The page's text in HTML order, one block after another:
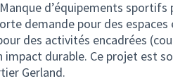
d’équipements sportifs
demande pour des
des activités encadrées
impact durable. Ce projet est
Gerland.